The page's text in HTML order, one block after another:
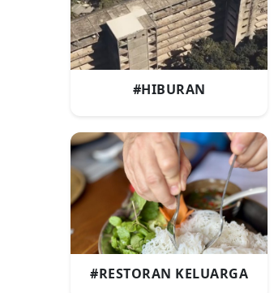
#HIBURAN
#RESTORAN KELUARGA